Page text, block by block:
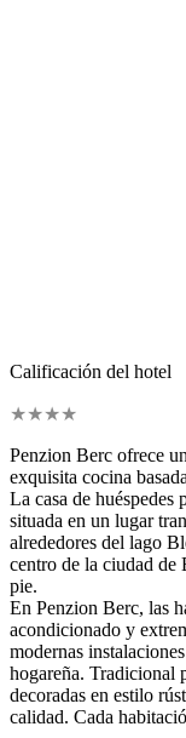
Calificación del hotel
★★★★
Penzion Berc ofrece
exquisita cocina
La casa de huéspedes
situada en un lugar
alrededores del lago
centro de la ciudad de
pie.
En Penzion Berc, las
acondicionado y
modernas
hogareña. Tradicional
decoradas en estilo
calidad. Cada